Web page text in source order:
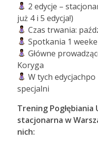
2 edycje –
już 4 i 5 edycja!)
Czas trwania:
Spotkania 1
Główne
Koryga
W tych
specjalni
Trening Pogłębiania
stacjonarna w
nich: